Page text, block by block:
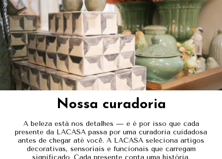
Nossa curadoria
A beleza está nos detalhes — e é por isso que cada
presente da LACASA passa por uma curadoria cuidadosa
antes de chegar até você. A LACASA seleciona artigos
decorativas, sensoriais e funcionais que carregam
significado. Cada presente conta uma história.